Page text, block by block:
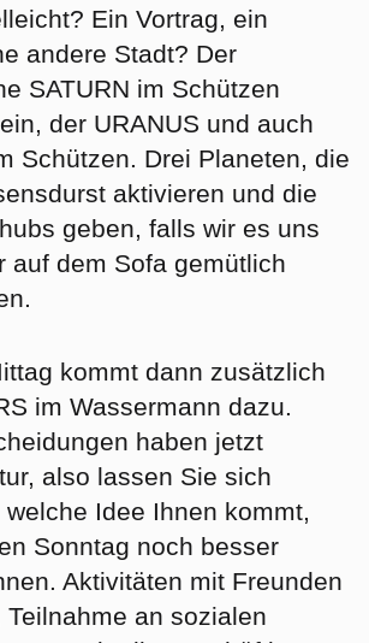
Ein Vortrag, ein
andere Stadt? Der
SATURN im Schützen
der URANUS und auch
Schützen. Drei Planeten, die
aktivieren und die
geben, falls wir es uns
auf dem Sofa gemütlich
kommt dann zusätzlich
im Wassermann dazu.
haben jetzt
also lassen Sie sich
Idee Ihnen kommt,
Sonntag noch besser
Aktivitäten mit Freunden
an sozialen